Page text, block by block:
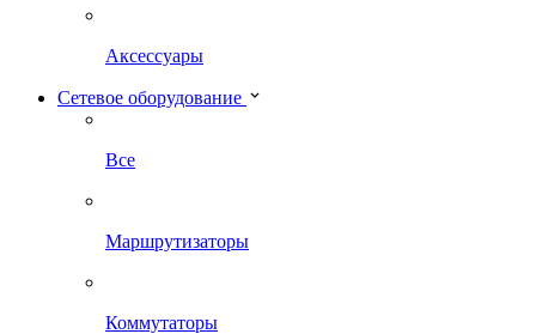
Аксессуары
Сетевое оборудование
Все
Маршрутизаторы
Коммутаторы